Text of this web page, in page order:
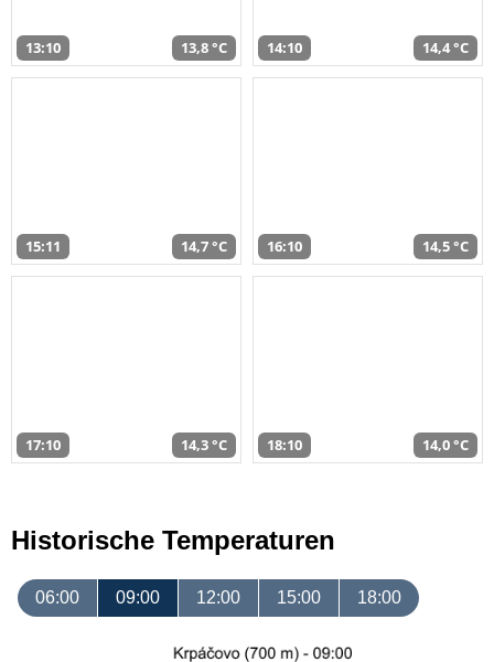
13:10 13,8 °C 14:10 14,4 °C
15:11 14,7 °C 16:10 14,5 °C
17:10 14,3 °C 18:10 14,0 °C
Historische Temperaturen
06:00 09:00 12:00 15:00 18:00